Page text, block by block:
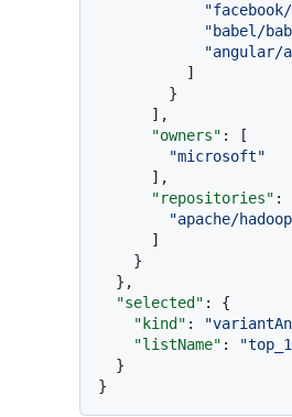
"babel/
"angular/
]
}
] ,
"owners" :
[
"microsoft"
] ,
"repositories" :
"apache/
]
}
} ,
"selected" :
{
"kind" :
"listName" :
}
}